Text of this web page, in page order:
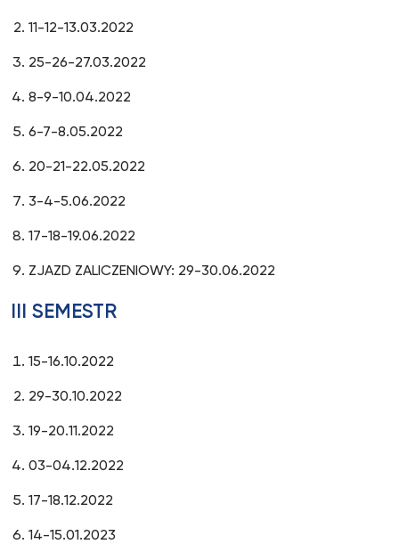
11-12-13.03.2022
25-26-27.03.2022
8-9-10.04.2022
6-7-8.05.2022
20-21-22.05.2022
3-4-5.06.2022
17-18-19.06.2022
ZJAZD ZALICZENIOWY: 29-30.06.2022
III SEMESTR
15-16.10.2022
29-30.10.2022
19-20.11.2022
03-04.12.2022
17-18.12.2022
14-15.01.2023